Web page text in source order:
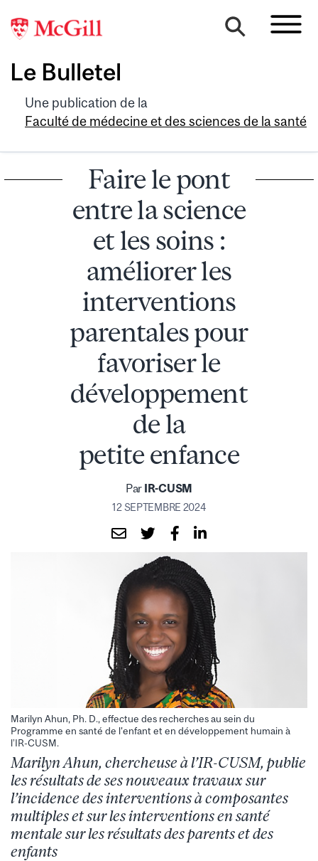
Le Bulletel
Une publication de la
Faculté de médecine et des sciences de la santé
Faire le pont
entre la science
et les soins :
améliorer les
interventions
parentales pour
favoriser le
développement
de la
petite enfance
Par IR-CUSM
12 SEPTEMBRE 2024
Marilyn Ahun, Ph. D., effectue des recherches au sein du
Programme en santé de l'enfant et en développement humain à
l’IR-CUSM.
Marilyn Ahun, chercheuse à l’IR-CUSM, publie
les résultats de ses nouveaux travaux sur
l’incidence des interventions à composantes
multiples et sur les interventions en santé
mentale sur les résultats des parents et des
enfants